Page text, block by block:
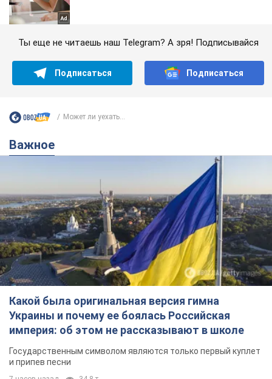
Ты еще не читаешь наш Telegram? А зря! Подписывайся
Подписаться Подписаться
Может ли уехать...
Важное
Какой была оригинальная версия гимна
Украины и почему ее боялась Российская
империя: об этом не рассказывают в школе
Государственным символом являются только первый куплет
и припев песни